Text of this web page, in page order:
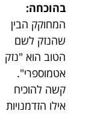
בהוכחה:
המחוקק הבין
שהנזק לשם
הטוב הוא "נזק
אטמוספרי".
קשה להוכיח
אילו הזדמנויות